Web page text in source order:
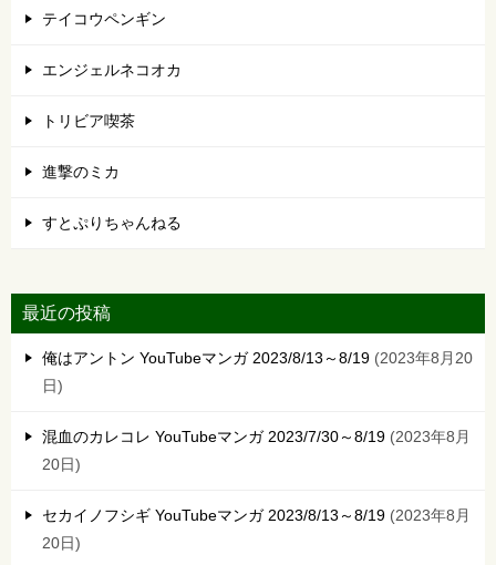
テイコウペンギン
エンジェルネコオカ
トリビア喫茶
進撃のミカ
すとぷりちゃんねる
最近の投稿
俺はアントン YouTubeマンガ 2023/8/13～8/19
2023年8月20
日
混血のカレコレ YouTubeマンガ 2023/7/30～8/19
2023年8月
20日
セカイノフシギ YouTubeマンガ 2023/8/13～8/19
2023年8月
20日